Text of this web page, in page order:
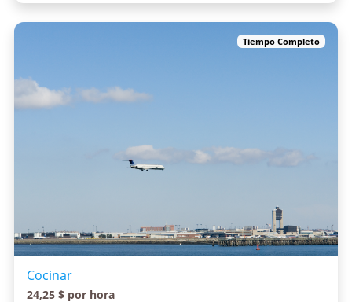
Tiempo Completo
Cocinar
24,25 $ por hora